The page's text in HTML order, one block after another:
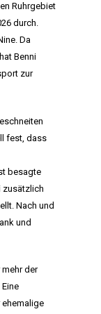
Ruhrgebiet
durch.
Da
Benni
zur
fest, dass
besagte
zusätzlich
Nach und
und
der